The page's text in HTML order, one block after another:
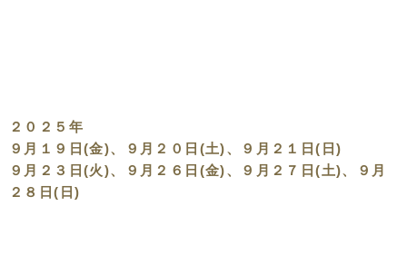
２０２５年
９月１９日(金)、９月２０日(土)、９月２１日(日)
９月２３日(火)、９月２６日(金)、９月２７日(土)、９月
２８日(日)